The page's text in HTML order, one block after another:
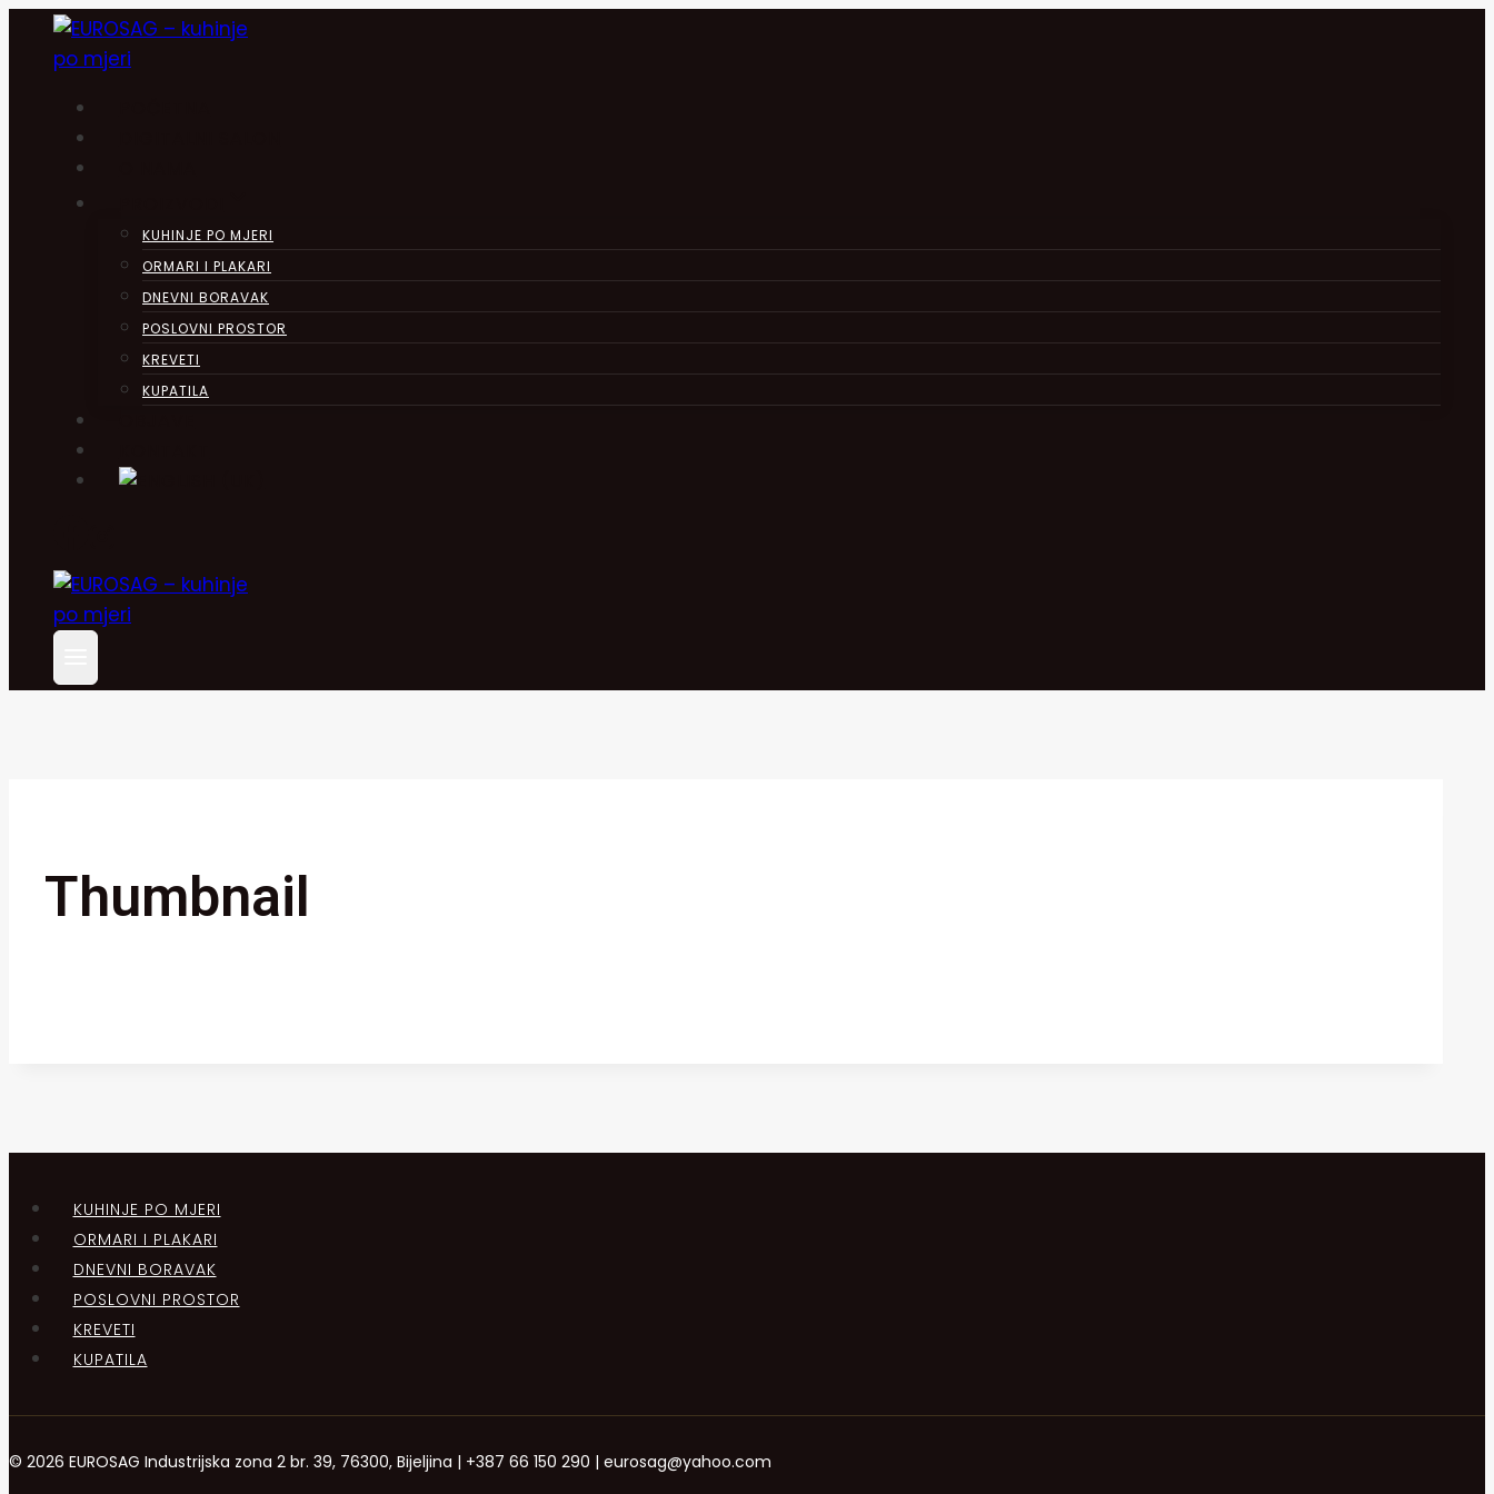
KUHINJE PO MJERI
ORMARI I PLAKARI
DNEVNI BORAVAK
POSLOVNI PROSTOR
KREVETI
KUPATILA
Thumbnail
KUHINJE PO MJERI
ORMARI I PLAKARI
DNEVNI BORAVAK
POSLOVNI PROSTOR
KREVETI
KUPATILA
© 2026 EUROSAG Industrijska zona 2 br. 39, 76300, Bijeljina | +387 66 150 290 | eurosag@yahoo.com